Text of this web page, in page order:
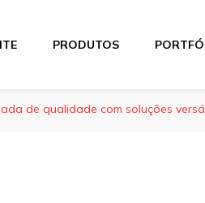
PRODUTOS
de qualidade com soluções